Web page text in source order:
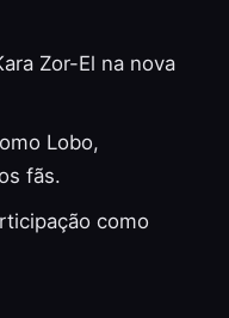
Zor-El na nova
Lobo,
fãs.
como